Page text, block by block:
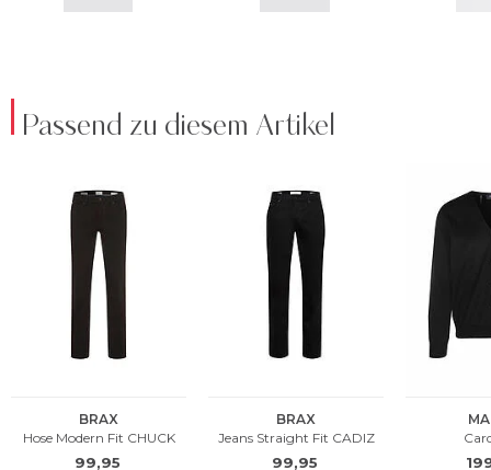
Passend zu diesem Artikel